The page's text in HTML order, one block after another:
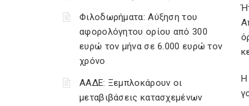
Φιλοδωρήματα: Αύξηση του
αφορολόγητου ορίου από 300
ευρώ τον μήνα σε 6.000 ευρώ τον
χρόνο
ΑΑΔΕ: Ξεμπλοκάρουν οι
μεταβιβάσεις κατασχεμένων
Η